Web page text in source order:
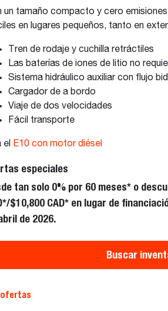
un tamaño compacto y cero
en lugares pequeños, tanto en
Tren de rodaje y cuchilla retráctiles
Las baterías de iones de litio no
Sistema hidráulico auxiliar con flujo
Cargador de a bordo
Viaje de dos velocidades
Fácil transporte
el E10 con motor diésel
especiales
tan solo 0% por 60 meses* o
$10,800 CAD* en lugar de
de 2026.
Buscar
ofertas